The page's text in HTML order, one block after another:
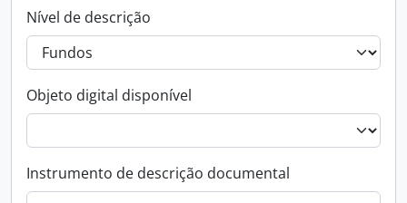
Nível de descrição
Objeto digital disponível
Instrumento de descrição documental